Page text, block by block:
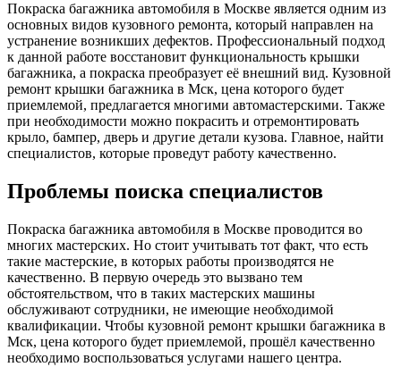
Покраска багажника автомобиля в Москве является одним из
основных видов кузовного ремонта, который направлен на
устранение возникших дефектов. Профессиональный подход
к данной работе восстановит функциональность крышки
багажника, а покраска преобразует её внешний вид. Кузовной
ремонт крышки багажника в Мск, цена которого будет
приемлемой, предлагается многими автомастерскими. Также
при необходимости можно покрасить и отремонтировать
крыло, бампер, дверь и другие детали кузова. Главное, найти
специалистов, которые проведут работу качественно.
Проблемы поиска специалистов
Покраска багажника автомобиля в Москве проводится во
многих мастерских. Но стоит учитывать тот факт, что есть
такие мастерские, в которых работы производятся не
качественно. В первую очередь это вызвано тем
обстоятельством, что в таких мастерских машины
обслуживают сотрудники, не имеющие необходимой
квалификации. Чтобы кузовной ремонт крышки багажника в
Мск, цена которого будет приемлемой, прошёл качественно
необходимо воспользоваться услугами нашего центра.